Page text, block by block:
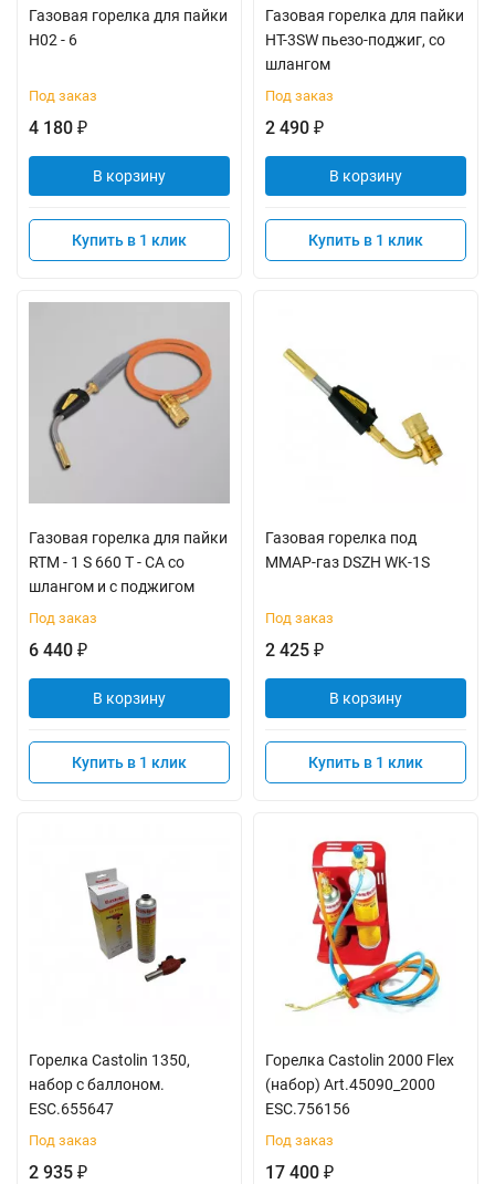
Газовая горелка для пайки
H02 - 6
Под заказ
4 180 ₽
В корзину
Купить в 1 клик
Газовая горелка для пайки
HT-3SW пьезо-поджиг, со
шлангом
Под заказ
2 490 ₽
В корзину
Купить в 1 клик
Газовая горелка для пайки
RTM - 1 S 660 T - CA со
шлангом и с поджигом
Под заказ
6 440 ₽
В корзину
Купить в 1 клик
Газовая горелка под
ММАР-газ DSZH WK-1S
Под заказ
2 425 ₽
В корзину
Купить в 1 клик
Горелка Castolin 1350,
набор с баллоном.
ESC.655647
Под заказ
2 935 ₽
Горелка Castolin 2000 Flex
(набор) Art.45090_2000
ESC.756156
Под заказ
17 400 ₽